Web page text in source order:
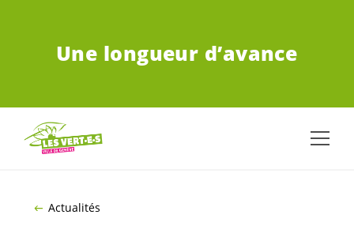
Une longueur d’avance
Actualités